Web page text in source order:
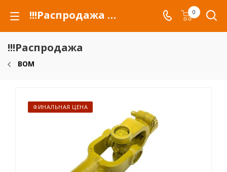
!!!Распродажа для автомобилей российских марок и сельхозтехники 0
!!!Распродажа
ВОМ
ФИНАЛЬНАЯ ЦЕНА